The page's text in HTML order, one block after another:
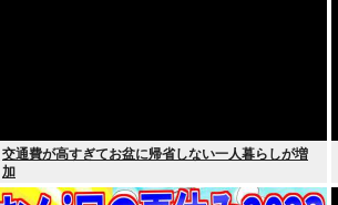
交通費が高すぎてお盆に帰省しない一人暮らしが増
加